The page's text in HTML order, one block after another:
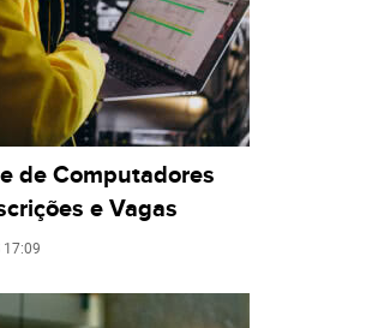
de Computadores
e Vagas
17:09